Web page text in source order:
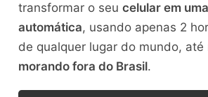
transformar o seu celular em
automática, usando apenas 2
de qualquer lugar do mundo, até
morando fora do Brasil.